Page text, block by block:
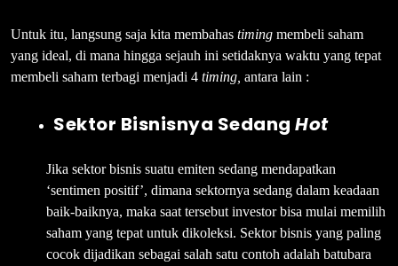
Untuk itu, langsung saja kita membahas timing membeli saham
yang ideal, di mana hingga sejauh ini setidaknya waktu yang tepat
membeli saham terbagi menjadi 4 timing, antara lain :
Sektor Bisnisnya Sedang Hot
Jika sektor bisnis suatu emiten sedang mendapatkan
‘sentimen positif’, dimana sektornya sedang dalam keadaan
baik-baiknya, maka saat tersebut investor bisa mulai memilih
saham yang tepat untuk dikoleksi. Sektor bisnis yang paling
cocok dijadikan sebagai salah satu contoh adalah batubara